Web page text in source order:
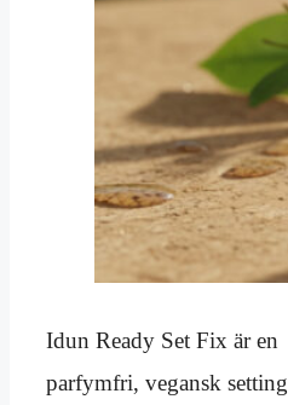
Idun Ready Set Fix är en
parfymfri, vegansk setting